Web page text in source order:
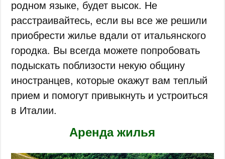
родном языке, будет высок. Не
расстраивайтесь, если вы все же решили
приобрести жилье вдали от итальянского
городка. Вы всегда можете попробовать
подыскать поблизости некую общину
иностранцев, которые окажут вам теплый
прием и помогут привыкнуть и устроиться
в Италии.
Аренда жилья